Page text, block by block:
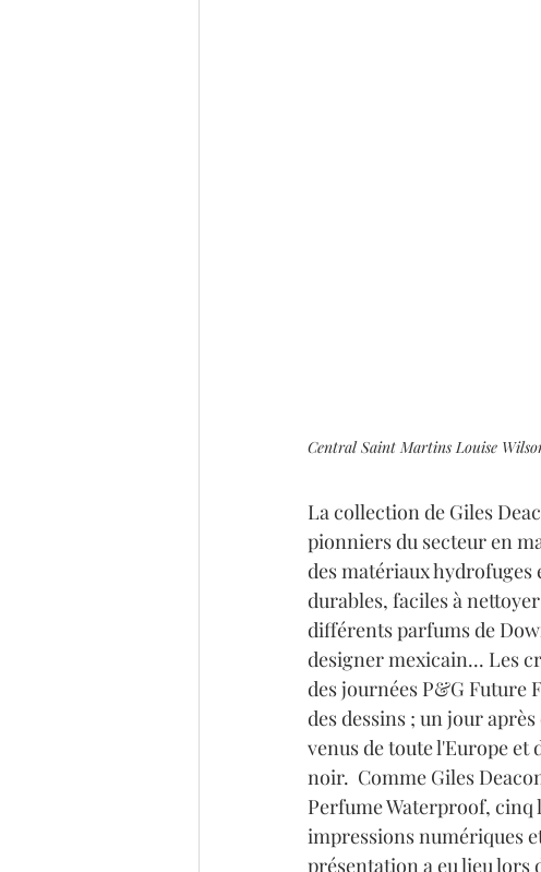
Central Saint Martins Louise
La collection de Giles
pionniers du secteur en
des matériaux
durables, faciles à
différents parfums de
designer mexicain... Les
des journées P&G Future
des dessins ; un jour
venus de toute l'Europe et
noir.  Comme Giles
Perfume Waterproof, cinq
impressions numériques
présentation a eu lieu lors